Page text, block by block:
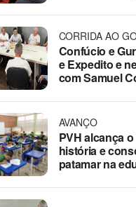
CORRIDA AO
Confúcio e
e Expedito e
com Samuel
AVANÇO
PVH alcança
história e
patamar na